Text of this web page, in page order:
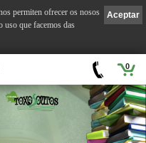
0
VILA
Aceptar
permiten ofrecer os nosos
uso que facemos das